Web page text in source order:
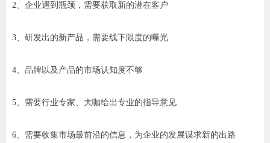
2、企业遇到瓶颈，需要获取新的潜在客户
3、研发出的新产品，需要线下限度的曝光
4、品牌以及产品的市场认知度不够
5、需要行业专家、大咖给出专业的指导意见
6、需要收集市场最前沿的信息，为企业的发展谋求新的出路